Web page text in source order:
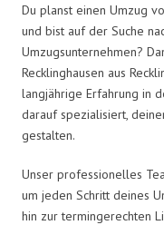
Du planst einen Umzug
und bist auf der Suche
Umzugsunternehmen?
Recklinghausen aus
langjährige Erfahrung in
darauf spezialisiert,
gestalten.
Unser professionelles
um jeden Schritt deines
hin zur termingerechten